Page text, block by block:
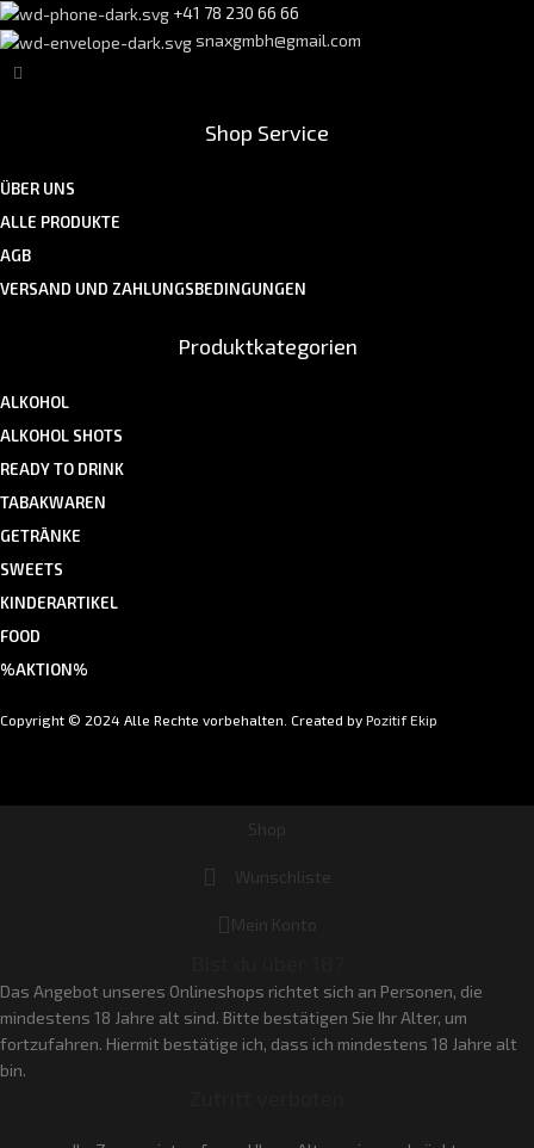
+41 78 230 66 66
snaxgmbh@gmail.com
Shop Service
ÜBER UNS
ALLE PRODUKTE
AGB
VERSAND UND ZAHLUNGSBEDINGUNGEN
Produktkategorien
ALKOHOL
ALKOHOL SHOTS
READY TO DRINK
TABAKWAREN
GETRÄNKE
SWEETS
KINDERARTIKEL
FOOD
%AKTION%
Copyright © 2024 Alle Rechte vorbehalten. Created by Pozitif Ekip
Shop
Wunschliste
Mein Konto
Das Angebot unseres Onlineshops richtet sich an Personen, die
mindestens 18 Jahre alt sind. Bitte bestätigen Sie Ihr Alter, um
fortzufahren. Hiermit bestätige ich, dass ich mindestens 18 Jahre alt
bin.